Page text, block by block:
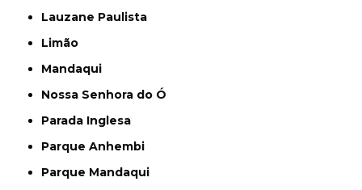
Lauzane Paulista
Limão
Mandaqui
Nossa Senhora do Ó
Parada Inglesa
Parque Anhembi
Parque Mandaqui